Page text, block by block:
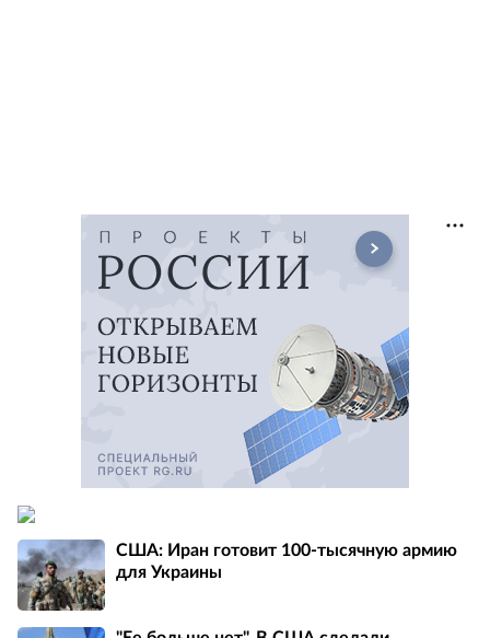
США: Иран готовит 100-тысячную армию
для Украины